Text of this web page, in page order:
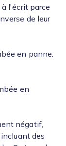
l'écrit parce
de leur
en panne.
en
négatif,
des